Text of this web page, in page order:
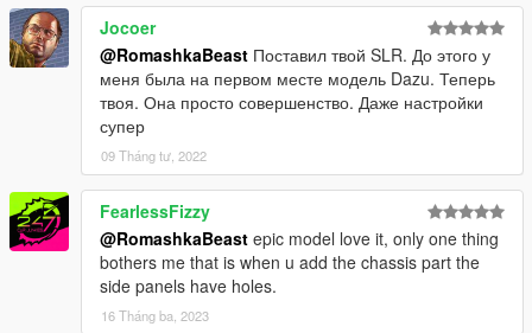
Jocoer
@RomashkaBeast Поставил твой SLR. До этого у
меня была на первом месте модель Dazu. Теперь
твоя. Она просто совершенство. Даже настройки
супер
09 Tháng tư, 2022
FearlessFizzy
@RomashkaBeast epic model love it, only one thing
bothers me that is when u add the chassis part the
side panels have holes.
16 Tháng ba, 2023